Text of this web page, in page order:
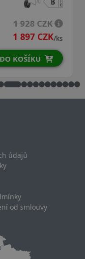
údajů
od smlouvy